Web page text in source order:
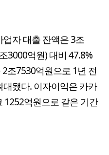
자 대출 잔액은 3조
3000억원) 대비 47.8%
조7530억원으로 1년 전
됐다. 이자이익은 카카
1252억원으로 같은 기간